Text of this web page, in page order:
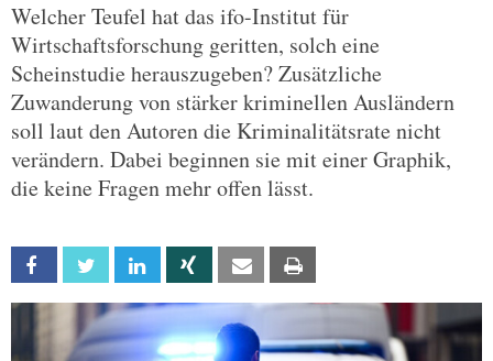
Welcher Teufel hat das ifo-Institut für
Wirtschaftsforschung geritten, solch eine
Scheinstudie herauszugeben? Zusätzliche
Zuwanderung von stärker kriminellen Ausländern
soll laut den Autoren die Kriminalitätsrate nicht
verändern. Dabei beginnen sie mit einer Graphik,
die keine Fragen mehr offen lässt.
Facebook Twitter Linkedin Xing Email